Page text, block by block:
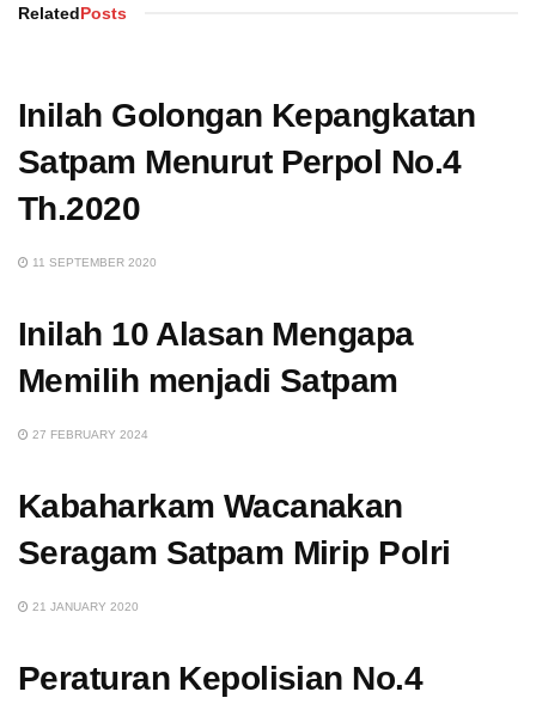
RelatedPosts
Inilah Golongan Kepangkatan
Satpam Menurut Perpol No.4
Th.2020
11 SEPTEMBER 2020
Inilah 10 Alasan Mengapa
Memilih menjadi Satpam
27 FEBRUARY 2024
Kabaharkam Wacanakan
Seragam Satpam Mirip Polri
21 JANUARY 2020
Peraturan Kepolisian No.4